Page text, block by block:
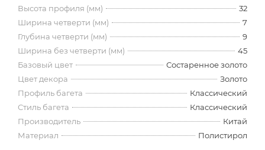
Высота профиля (мм)
32
Ширина четверти (мм)
7
Глубина четверти (мм)
9
Ширина без четверти (мм)
45
Базовый цвет
Состаренное золото
Цвет декора
Золото
Профиль багета
Классический
Стиль багета
Классический
Производитель
Китай
Материал
Полистирол